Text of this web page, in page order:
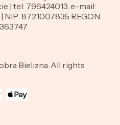
| tel: 796424013, e-mail:
8721007835 REGON:
Bielizna. All rights